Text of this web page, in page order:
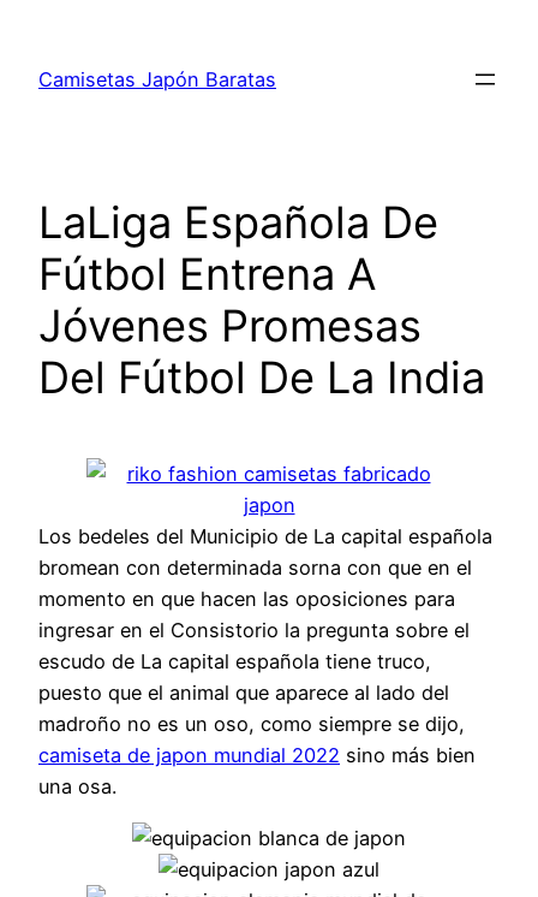
contenido
Camisetas Japón Baratas
LaLiga Española De
Fútbol Entrena A
Jóvenes Promesas
Del Fútbol De La India
Los bedeles del Municipio de La capital española
bromean con determinada sorna con que en el
momento en que hacen las oposiciones para
ingresar en el Consistorio la pregunta sobre el
escudo de La capital española tiene truco,
puesto que el animal que aparece al lado del
madroño no es un oso, como siempre se dijo,
camiseta de japon mundial 2022 sino más bien
una osa.